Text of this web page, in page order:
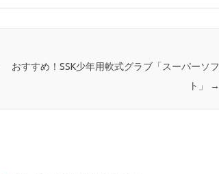
おすすめ！SSK少年用軟式グラブ「スーパーソフ
ト」
→